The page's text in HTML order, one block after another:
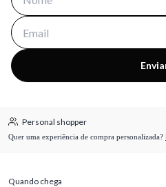
Personal shopper
Quer uma experiência de compra personalizada?
Quando chega